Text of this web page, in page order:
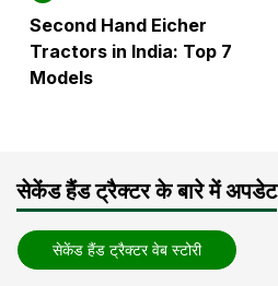
Second Hand Eicher
Tractors in India: Top 7
Models
सेकेंड हैंड ट्रैक्टर के बारे में अपडेट
सेकेंड हैंड ट्रैक्टर वेब स्टोरी